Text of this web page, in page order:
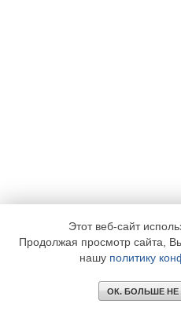
Этот веб-сайт
Продолжая просмотр сайта,
нашу политику
ОК. БОЛЬШЕ НЕ